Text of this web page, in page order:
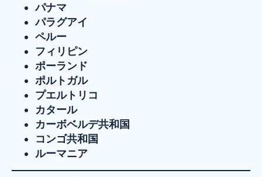
パナマ
パラグアイ
ペルー
フィリピン
ポーランド
ポルトガル
プエルトリコ
カタール
カーボベルデ共和国
コンゴ共和国
ルーマニア